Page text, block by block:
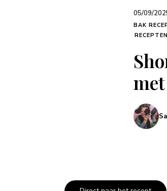
05/09/
BAK
RECEPTEN